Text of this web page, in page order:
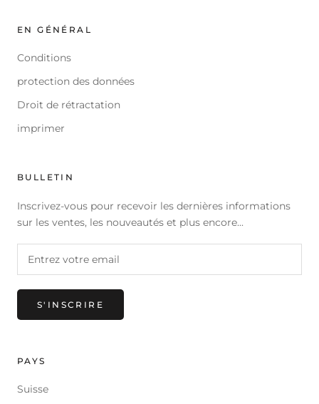
EN GÉNÉRAL
Conditions
protection des données
Droit de rétractation
imprimer
BULLETIN
Inscrivez-vous pour recevoir les dernières informations
sur les ventes, les nouveautés et plus encore...
S'INSCRIRE
PAYS
Suisse